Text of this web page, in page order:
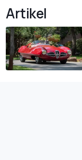
Artikel